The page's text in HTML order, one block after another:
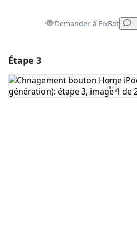
Demander à FixBot
Ajouter un commentaire
Étape 3